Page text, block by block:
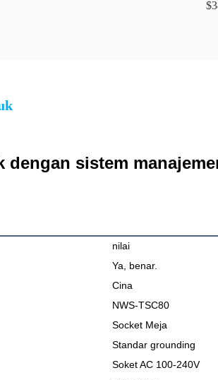
dengan sistem
nilai
Ya, benar.
Cina
NWS-TSC80
Socket Meja
Standar grounding
Soket AC 100-240V